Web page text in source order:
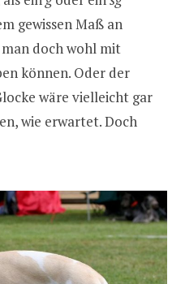
gewissen Maß an
doch wohl mit
können. Oder der
wäre vielleicht gar
wie erwartet. Doch